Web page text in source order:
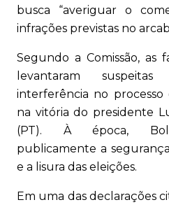
busca “averiguar o
infrações previstas no
Segundo a Comissão, as
levantaram
interferência no
na vitória do presidente
(PT). À época,
publicamente a
e a lisura das eleições.
Em uma das declarações